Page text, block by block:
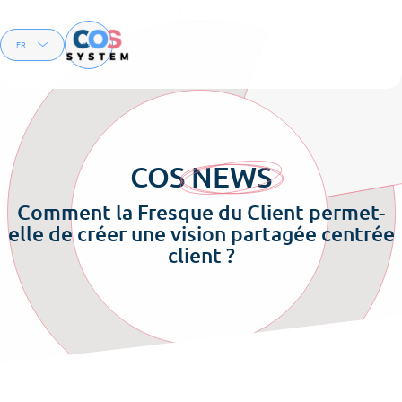
FR Menu
COSNEWS
Comment la Fresque du Client permet-
elle de créer une vision partagée centrée
client ?